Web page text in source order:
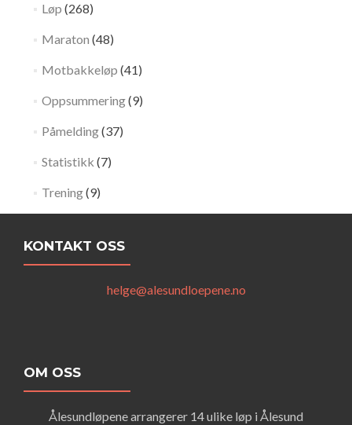
Løp (268)
Maraton (48)
Motbakkeløp (41)
Oppsummering(9)
Påmelding(37)
Statistikk (7)
Trening(9)
KONTAKT OSS
helge@alesundloepene.no
OM OSS
Ålesundløpene arrangerer 14 ulike løp i Ålesund